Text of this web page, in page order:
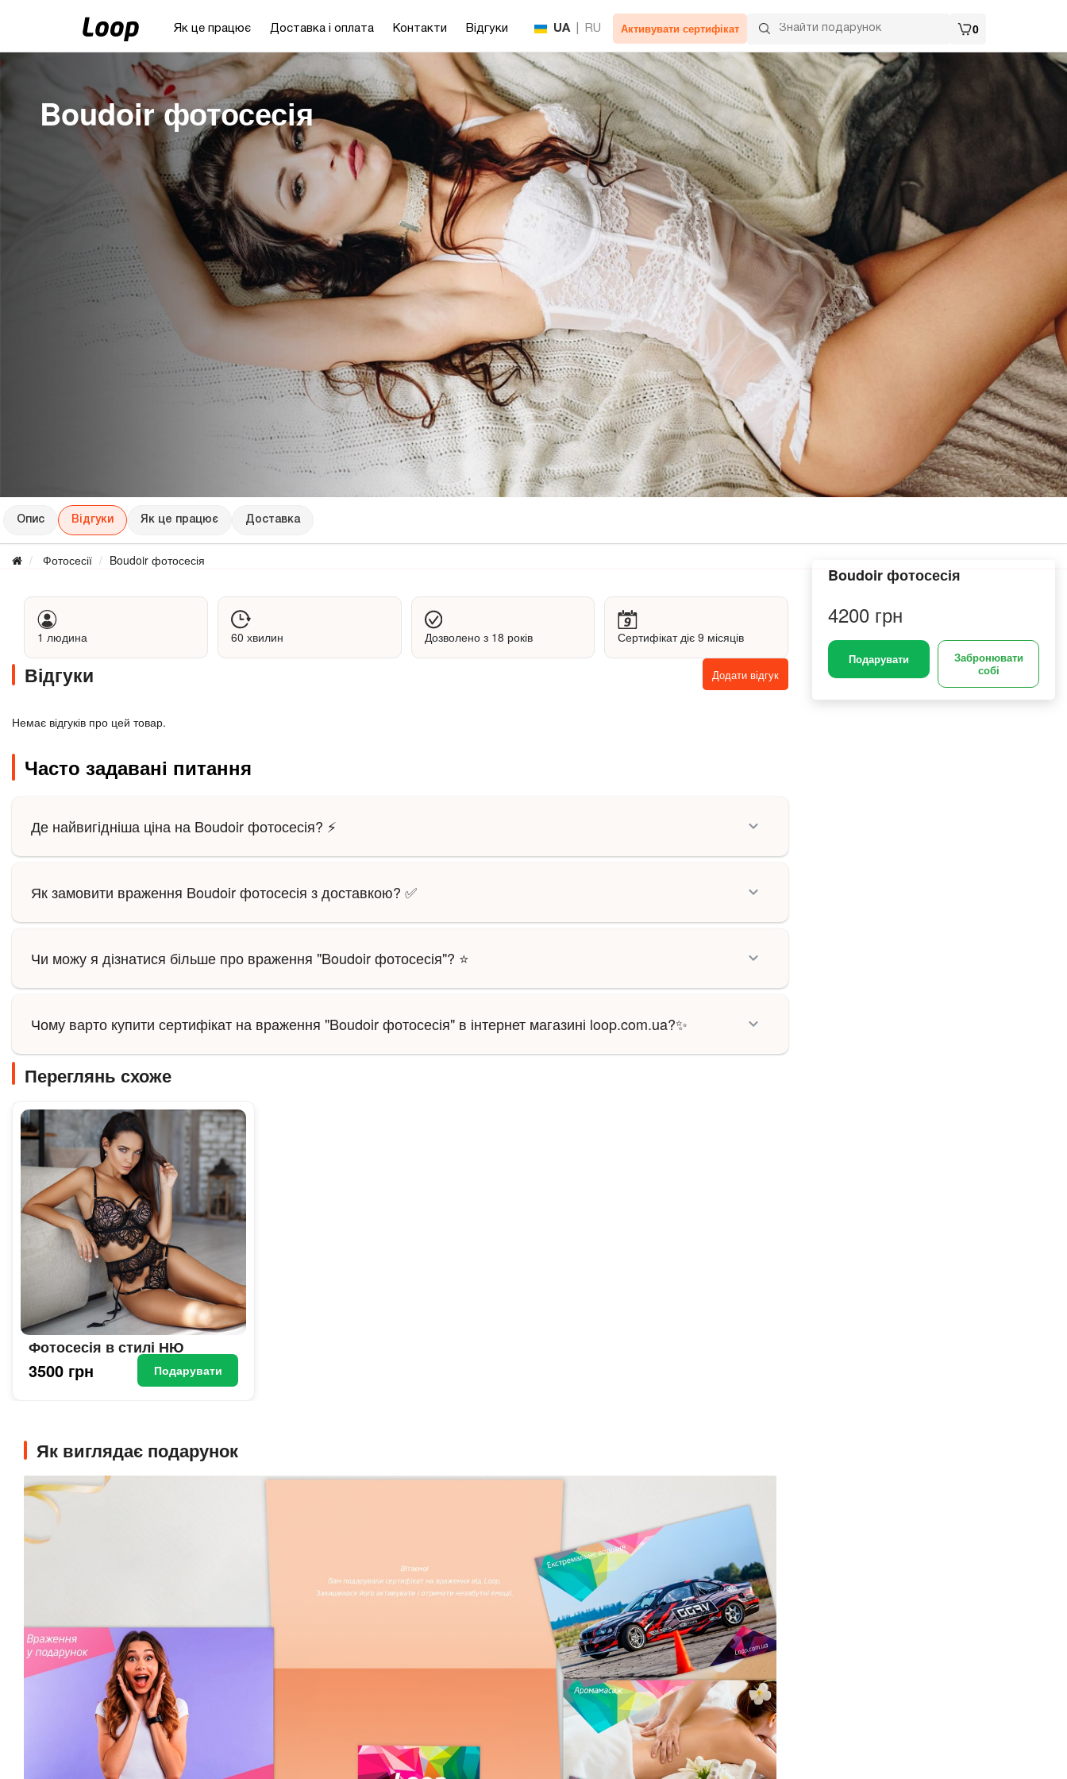
Як це працює Доставка і оплата Контакти Відгуки UA RU Активувати сертифікат 0
Boudoir фотосесія
Опис Відгуки Як це працює Доставка
Boudoir фотосесія
4200 грн
Подарувати
Забронювати
собі
Фотосесії Boudoir фотосесія
1 людина 60 хвилин Дозволено з 18 років Сертифікат діє 9 місяців
Відгуки Додати відгук
Немає відгуків про цей товар.
Часто задавані питання
Де найвигідніша ціна на Boudoir фотосесія? ⚡
Як замовити враження Boudoir фотосесія з доставкою? ✅
Чи можу я дізнатися більше про враження "Boudoir фотосесія"? ⭐
Чому варто купити сертифікат на враження "Boudoir фотосесія" в інтернет магазині loop.com.ua?✨
Переглянь схоже
Фотосесія в стилі НЮ
3500 грн Подарувати
Як виглядає подарунок